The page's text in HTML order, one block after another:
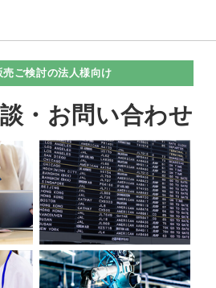
売ご検討の法人様向け
・お問い合わせ